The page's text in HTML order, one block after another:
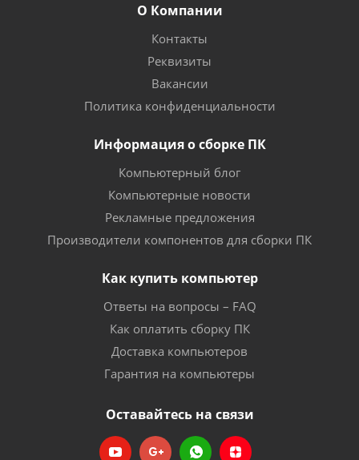
О Компании
Контакты
Реквизиты
Вакансии
Политика конфиденциальности
Информация о сборке ПК
Компьютерный блог
Компьютерные новости
Рекламные предложения
Производители компонентов для сборки ПК
Как купить компьютер
Ответы на вопросы – FAQ
Как оплатить сборку ПК
Доставка компьютеров
Гарантия на компьютеры
Оставайтесь на связи